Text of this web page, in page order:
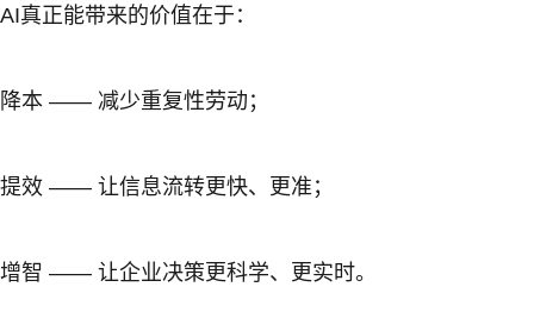
AI真正能带来的价值在于：
降本 —— 减少重复性劳动；
提效 —— 让信息流转更快、更准；
增智 —— 让企业决策更科学、更实时。